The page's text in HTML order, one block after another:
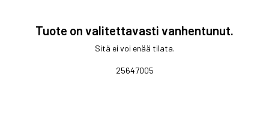
Tuote on valitettavasti vanhentunut.
Sitä ei voi enää tilata.
25647005